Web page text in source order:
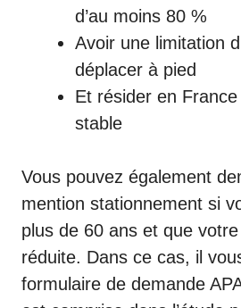
d’au moins 80 %
Avoir une limitation
déplacer à pied
Et résider en
stable
Vous pouvez également
mention stationnement si
plus de 60 ans et que
réduite. Dans ce cas, il
formulaire de demande